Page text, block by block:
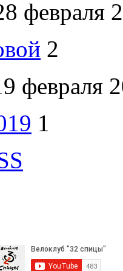
февраля
2
февраля
1